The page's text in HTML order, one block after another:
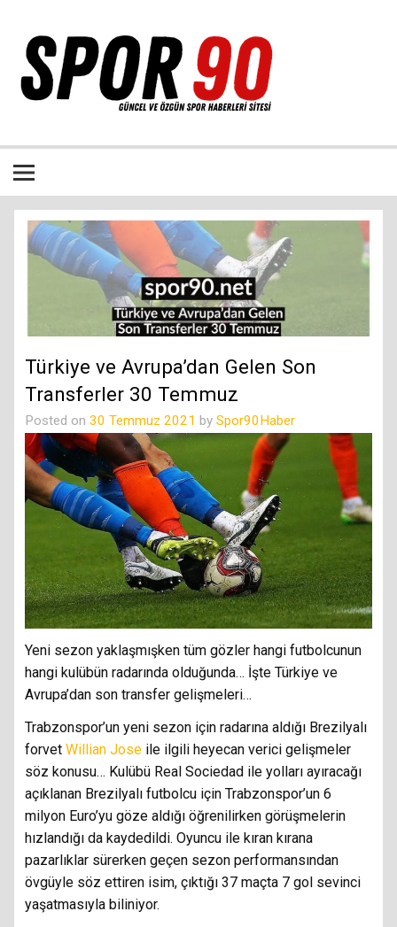
Türkiye ve Avrupa’dan Gelen Son
Transferler 30 Temmuz
Posted on 30 Temmuz 2021 by Spor90Haber
Yeni sezon yaklaşmışken tüm gözler hangi futbolcunun
hangi kulübün radarında olduğunda… İşte Türkiye ve
Avrupa’dan son transfer gelişmeleri…
Trabzonspor’un yeni sezon için radarına aldığı Brezilyalı
forvet Willian Jose ile ilgili heyecan verici gelişmeler
söz konusu… Kulübü Real Sociedad ile yolları ayıracağı
açıklanan Brezilyalı futbolcu için Trabzonspor’un 6
milyon Euro’yu göze aldığı öğrenilirken görüşmelerin
hızlandığı da kaydedildi. Oyuncu ile kıran kırana
pazarlıklar sürerken geçen sezon performansından
övgüyle söz ettiren isim, çıktığı 37 maçta 7 gol sevinci
yaşatmasıyla biliniyor.